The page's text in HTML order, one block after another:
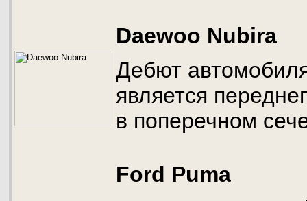
Daewoo Nubira
Дебют
является
в поперечном
Ford Puma